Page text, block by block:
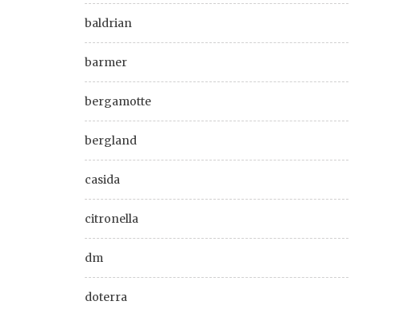
baldrian
barmer
bergamotte
bergland
casida
citronella
dm
doterra